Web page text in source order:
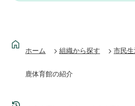
ホーム 組織から探す 市民
鹿体育館の紹介